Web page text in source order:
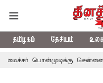
தமிழகம் தேசியம்
பொன்முடிக்கு சென்னை